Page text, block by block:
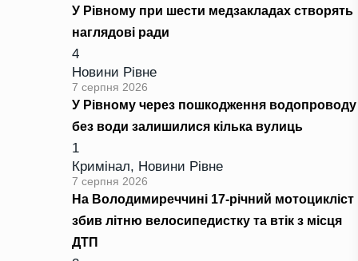
У Рівному при шести медзакладах створять
наглядові ради
4
Новини Рівне
7 серпня 2026
У Рівному через пошкодження водопроводу
без води залишилися кілька вулиць
1
Кримінал, Новини Рівне
7 серпня 2026
На Володимиреччині 17-річний мотоцикліст
збив літню велосипедистку та втік з місця
ДТП